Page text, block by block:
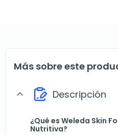
Más sobre este
expand_more Descripción
¿Qué es Weleda Skin
Nutritiva?